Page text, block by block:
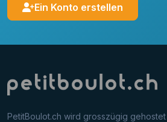
Ein Konto erstellen
PetitBoulot.ch wird grosszügig